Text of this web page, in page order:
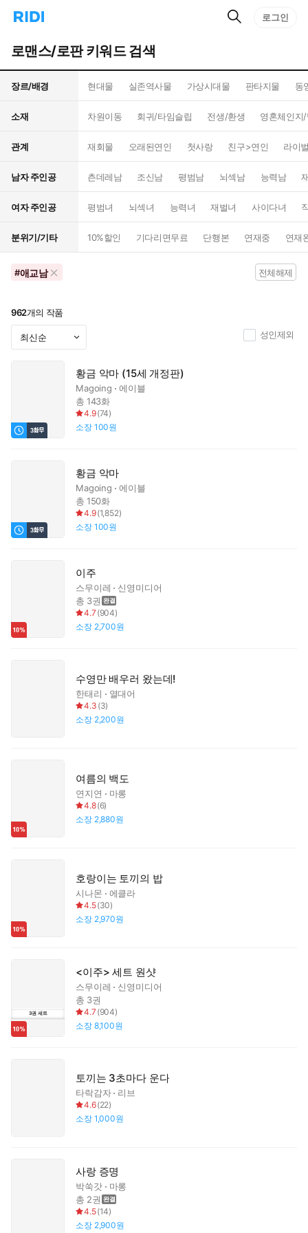
리
으
로
이
동
턴
트
검
색
검
로그인
로맨스/로판 키워드 검색
장르/배경 현대물 실존역사물 가상시대물 판타지물 동
소재 차원이동 회귀/타임슬립 전생/환생 영혼체인지
관계 재회물 오래된연인 첫사랑 친구>연인 라이
남자 주인공 츤데레남 조신남 평범남 뇌섹남 능력남
여자 주인공 평범녀 뇌섹녀 능력녀 재벌녀 사이다녀
분위기/기타 10%할인 기다리면무료 단행본 연재중 연재
#애교남 전체해제
962개의 작품
성인제외
황금 악마 (15세 개정판)
Magoing
에이블
총 143화
4.9(74)
소장 100원
황금 악마
Magoing
에이블
총 150화
4.9(1,852)
소장 100원
이주
스무이레
신영미디어
총 3권
4.7 (904)
소장 2,700원
수영만 배우러 왔는데!
한태리 열대어
4.3 (3)
소장 2,200원
여름의 백도
연지연 마롱
4.8(6)
소장 2,880원
호랑이는 토끼의 밥
시나몬 에클라
4.5(30)
소장 2,970원
3권 세트
<이주> 세트 원샷
스무이레
신영미디어
총 3권
4.7 (904)
소장 8,100원
토끼는 3초마다 운다
타락감자 리브
4.6(22)
소장 1,000원
사랑 증명
박쑥갓
마롱
총 2권
4.5(14)
소장 2,900원